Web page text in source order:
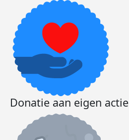
Donatie aan eigen actie